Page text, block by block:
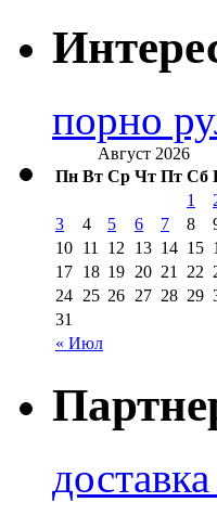
порно
Август 2026
Пн Вт Ср Чт Пт Сб
« Июл
1
3
4 5 6 7 8
10 11 12 13 14 15
17 18 19 20 21 22
24 25 26 27 28 29
31